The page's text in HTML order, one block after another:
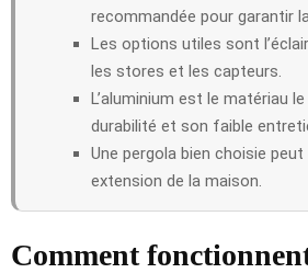
recommandée pour garantir
Les options utiles sont
les stores et les capteurs.
L’aluminium est le matériau
durabilité et son faible
Une pergola bien choisie peut
extension de la maison.
Comment